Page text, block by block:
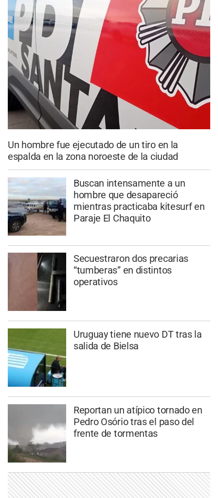
Un hombre fue ejecutado de un tiro en la
espalda en la zona noroeste de la ciudad
Buscan intensamente a un
hombre que desapareció
mientras practicaba kitesurf en
Paraje El Chaquito
Secuestraron dos precarias
“tumberas” en distintos
operativos
Uruguay tiene nuevo DT tras la
salida de Bielsa
Reportan un atípico tornado en
Pedro Osório tras el paso del
frente de tormentas